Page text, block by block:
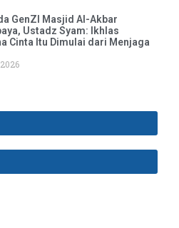
GenZI Masjid Al-Akbar
Ustadz Syam: Ikhlas
Cinta Itu Dimulai dari Menjaga